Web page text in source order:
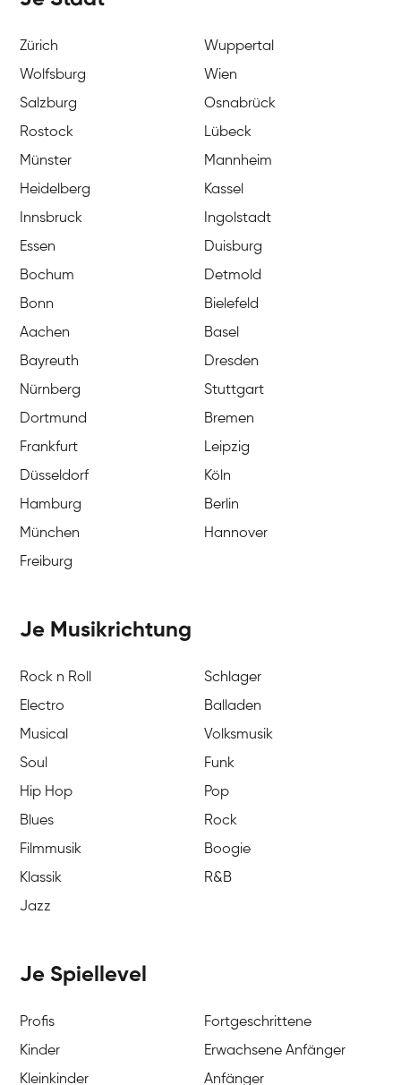
Zürich
Wuppertal
Wolfsburg
Wien
Salzburg
Osnabrück
Rostock
Lübeck
Münster
Mannheim
Heidelberg
Kassel
Innsbruck
Ingolstadt
Essen
Duisburg
Bochum
Detmold
Bonn
Bielefeld
Aachen
Basel
Bayreuth
Dresden
Nürnberg
Stuttgart
Dortmund
Bremen
Frankfurt
Leipzig
Düsseldorf
Köln
Hamburg
Berlin
München
Hannover
Freiburg
Je Musikrichtung
Rock n Roll
Schlager
Electro
Balladen
Musical
Volksmusik
Soul
Funk
Hip Hop
Pop
Blues
Rock
Filmmusik
Boogie
Klassik
R&B
Jazz
Je Spiellevel
Profis
Fortgeschrittene
Kinder
Erwachsene Anfänger
Kleinkinder
Anfänger